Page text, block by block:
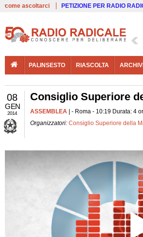
come ascoltarci PETIZIONE PER RADIO
PALINSESTO RIASCOLTA
08
GEN
2014
Consiglio Superiore
ASSEMBLEA | - Roma - 10:19 Durata: 4
Organizzatori: Consiglio Superiore della